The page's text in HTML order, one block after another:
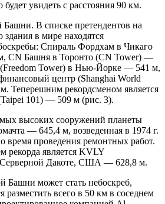
будет увидеть с расстояния 90 км.
В списке претендентов на
здания в мире находятся
Спираль Фордхам в Чикаго
CN Башня в Торонто (CN Tower) —
Tower) в Нью-Йорке — 541 м,
центр (Shanghai World
Теперешним рекордсменом является
101) — 509 м (рис. 3).
высоких сооружений планеты
— 645,4 м, возведенная в 1974 г.
время проведения ремонтных работ.
рекорда является KVLY
Серверной Дакоте, США — 628,8 м.
Башни может стать небоскреб,
разместить всего в 50 км в соседнем